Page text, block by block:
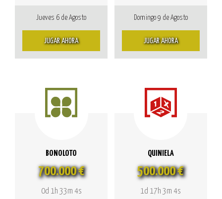
Jueves 6 de Agosto
JUGAR AHORA
Domingo 9 de Agosto
JUGAR AHORA
BONOLOTO
700.000 €
0d 1h 33m 4s
QUINIELA
500.000 €
1d 17h 3m 4s